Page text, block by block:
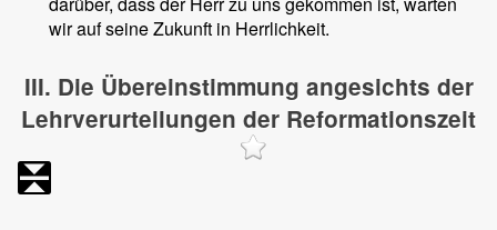
wir auf seine Zukunft in Herrlichkeit.
III. Die Übereinstimmung angesichts der
Lehrverurteilungen der Reformationszeit